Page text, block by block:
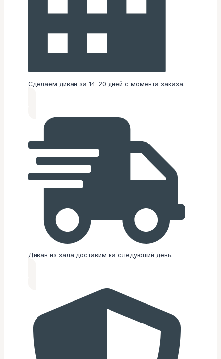
Сделаем диван за 14-20 дней с момента заказа.
Диван из зала доставим на следующий день.